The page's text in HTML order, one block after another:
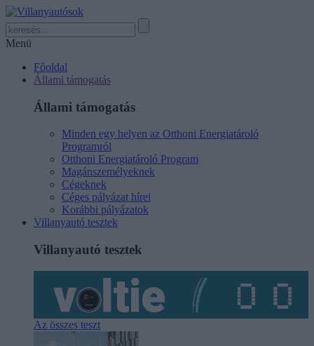
Menü
Főoldal
Állami támogatás
Állami támogatás
Minden egy helyen az Otthoni Energiatároló
Programról
Otthoni Energiatároló Program
Magánszemélyeknek
Cégeknek
Céges pályázat hírei
Korábbi pályázatok
Villanyautó tesztek
Villanyautó tesztek
Az összes teszt